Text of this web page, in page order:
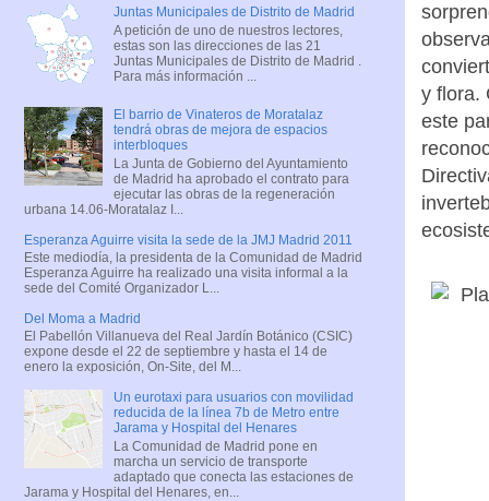
y flora.
este
Juntas Municipales de Distrito de Madrid
A petición de uno de nuestros lectores,
estas son las direcciones de las 21
Juntas Municipales de Distrito de Madrid .
Para más información ...
El barrio de Vinateros de Moratalaz
tendrá obras de mejora de espacios
interbloques
La Junta de Gobierno del Ayuntamiento
de Madrid ha aprobado el contrato para
ejecutar las obras de la regeneración
urbana 14.06-Moratalaz I...
Esperanza Aguirre visita la sede de la JMJ Madrid 2011
Este mediodía, la presidenta de la Comunidad de Madrid
Esperanza Aguirre ha realizado una visita informal a la
sede del Comité Organizador L...
Del Moma a Madrid
El Pabellón Villanueva del Real Jardín Botánico (CSIC)
expone desde el 22 de septiembre y hasta el 14 de
enero la exposición, On-Site, del M...
Un eurotaxi para usuarios con movilidad
reducida de la línea 7b de Metro entre
Jarama y Hospital del Henares
La Comunidad de Madrid pone en
marcha un servicio de transporte
adaptado que conecta las estaciones de
Jarama y Hospital del Henares, en...